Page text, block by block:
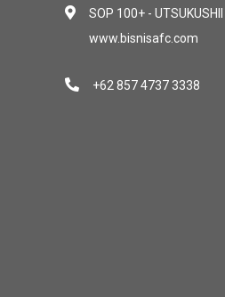
SOP 100+ - UTSUKUSHII
www.bisnisafc.com
+62 857 4737 3338